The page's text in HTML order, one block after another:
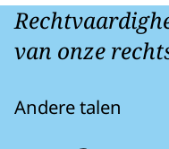
van onze
Andere talen